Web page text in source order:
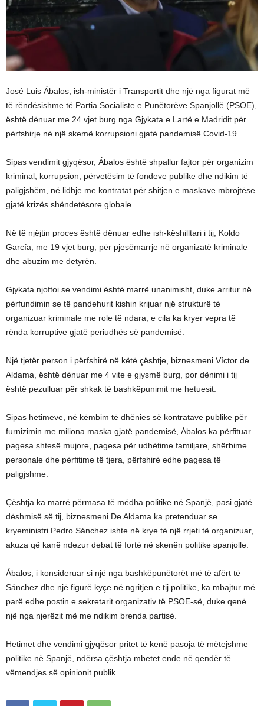
José Luis Ábalos, ish-ministër i Transportit dhe një nga figurat më
të rëndësishme të Partia Socialiste e Punëtorëve Spanjollë (PSOE),
është dënuar me 24 vjet burg nga Gjykata e Lartë e Madridit për
përfshirje në një skemë korrupsioni gjatë pandemisë Covid-19.
Sipas vendimit gjyqësor, Ábalos është shpallur fajtor për organizim
kriminal, korrupsion, përvetësim të fondeve publike dhe ndikim të
paligjshëm, në lidhje me kontratat për shitjen e maskave mbrojtëse
gjatë krizës shëndetësore globale.
Në të njëjtin proces është dënuar edhe ish-këshilltari i tij, Koldo
García, me 19 vjet burg, për pjesëmarrje në organizatë kriminale
dhe abuzim me detyrën.
Gjykata njoftoi se vendimi është marrë unanimisht, duke arritur në
përfundimin se të pandehurit kishin krijuar një strukturë të
organizuar kriminale me role të ndara, e cila ka kryer vepra të
rënda korruptive gjatë periudhës së pandemisë.
Një tjetër person i përfshirë në këtë çështje, biznesmeni Víctor de
Aldama, është dënuar me 4 vite e gjysmë burg, por dënimi i tij
është pezulluar për shkak të bashkëpunimit me hetuesit.
Sipas hetimeve, në këmbim të dhënies së kontratave publike për
furnizimin me miliona maska gjatë pandemisë, Ábalos ka përfituar
pagesa shtesë mujore, pagesa për udhëtime familjare, shërbime
personale dhe përfitime të tjera, përfshirë edhe pagesa të
paligjshme.
Çështja ka marrë përmasa të mëdha politike në Spanjë, pasi gjatë
dëshmisë së tij, biznesmeni De Aldama ka pretenduar se
kryeministri Pedro Sánchez ishte në krye të një rrjeti të organizuar,
akuza që kanë ndezur debat të fortë në skenën politike spanjolle.
Ábalos, i konsideruar si një nga bashkëpunëtorët më të afërt të
Sánchez dhe një figurë kyçe në ngritjen e tij politike, ka mbajtur më
parë edhe postin e sekretarit organizativ të PSOE-së, duke qenë
një nga njerëzit më me ndikim brenda partisë.
Hetimet dhe vendimi gjyqësor pritet të kenë pasoja të mëtejshme
politike në Spanjë, ndërsa çështja mbetet ende në qendër të
vëmendjes së opinionit publik.